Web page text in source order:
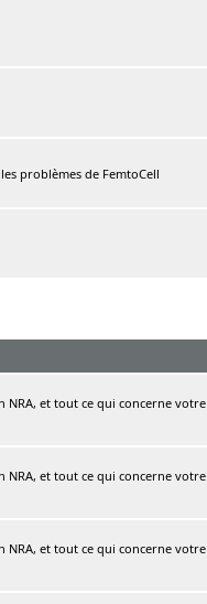
problèmes de FemtoCell
et tout ce qui concerne votre
et tout ce qui concerne votre
et tout ce qui concerne votre